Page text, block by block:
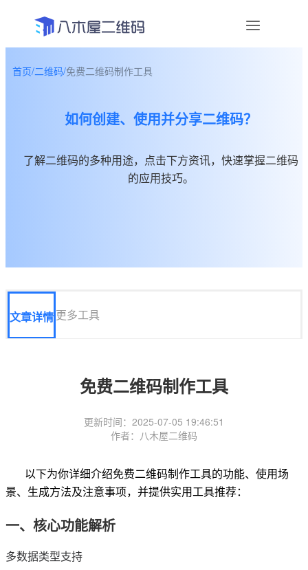
帮助中心
首页/二维码/免费二维码制作工具
如何创建、使用并分享二维码？
了解二维码的多种用途，点击下方资讯，快速掌握二维码
的应用技巧。
文章详情更多工具
免费二维码制作工具
更新时间：2025-07-05 19:46:51
作者：八木屋二维码
以下为你详细介绍免费二维码制作工具的功能、使用场
景、生成方法及注意事项，并提供实用工具推荐：
一、核心功能解析
多数据类型支持